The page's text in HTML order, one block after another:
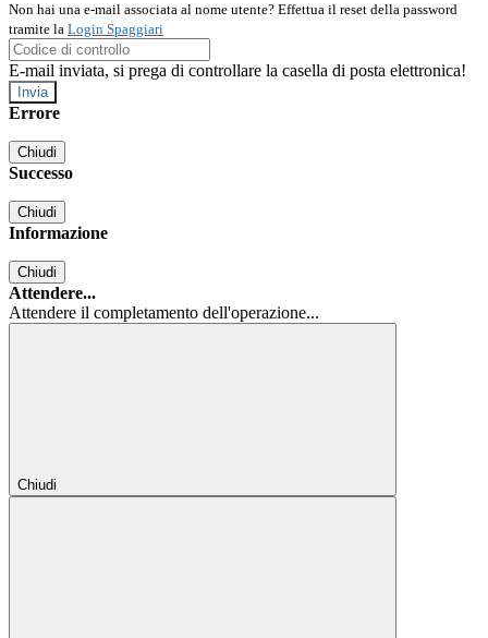
Non hai una e-mail associata al nome utente? Effettua il reset della password
tramite la Login Spaggiari
E-mail inviata, si prega di controllare la casella di posta elettronica!
Errore
Chiudi
Successo
Chiudi
Informazione
Chiudi
Attendere...
Attendere il completamento dell'operazione...
Chiudi